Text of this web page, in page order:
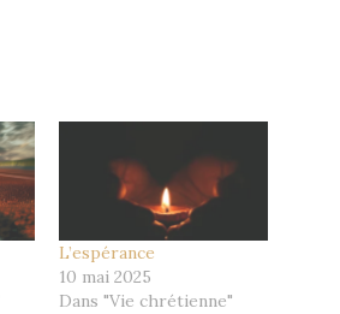
L’espérance
10 mai 2025
Dans "Vie chrétienne"